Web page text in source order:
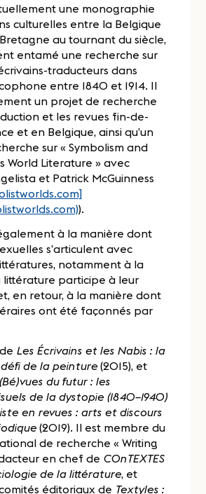
une monographie
culturelles entre la Belgique
au tournant du siècle,
entamé une recherche sur
traducteurs dans
entre 1840 et 1914. Il
un projet de recherche
et les revues fin-de-
et en Belgique, ainsi qu’un
sur « Symbolism and
World Literature » avec
et Patrick McGuinness
).
à la manière dont
s’articulent avec
notamment à la
participe à leur
en retour, à la manière dont
ont été façonnés par
Les Écrivains et les Nabis : la
de la peinture (2015), et
(Bé)vues du futur : les
de la dystopie (1840–1940)
en revues : arts et discours
(2019). Il est membre du
de recherche « Writing
en chef de COnTEXTES
de la littérature, et
éditoriaux de Textyles :